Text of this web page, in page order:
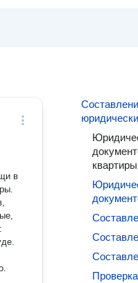
в
квартиры